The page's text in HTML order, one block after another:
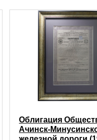
Облигация
Ачинск-